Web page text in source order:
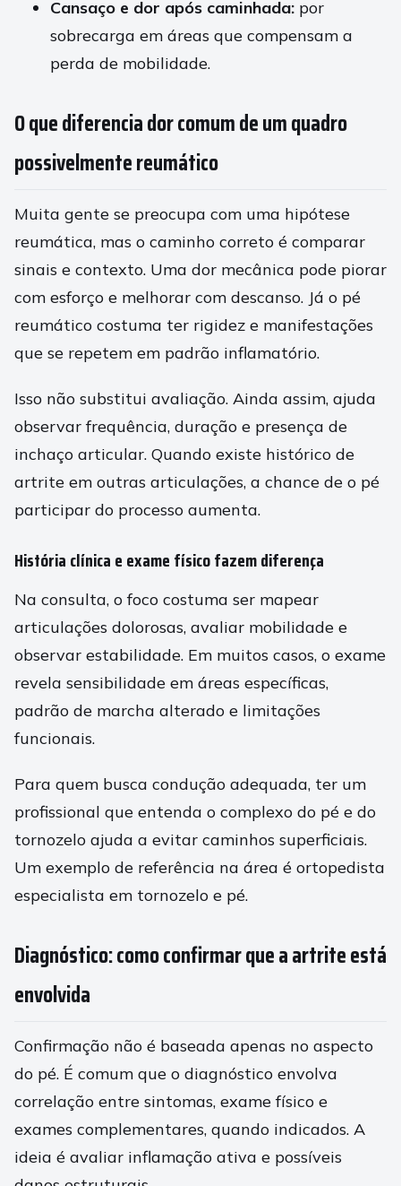
Cansaço e dor após caminhada: por
sobrecarga em áreas que compensam a
perda de mobilidade.
O que diferencia dor comum de um quadro
possivelmente reumático
Muita gente se preocupa com uma hipótese
reumática, mas o caminho correto é comparar
sinais e contexto. Uma dor mecânica pode piorar
com esforço e melhorar com descanso. Já o pé
reumático costuma ter rigidez e manifestações
que se repetem em padrão inflamatório.
Isso não substitui avaliação. Ainda assim, ajuda
observar frequência, duração e presença de
inchaço articular. Quando existe histórico de
artrite em outras articulações, a chance de o pé
participar do processo aumenta.
História clínica e exame físico fazem diferença
Na consulta, o foco costuma ser mapear
articulações dolorosas, avaliar mobilidade e
observar estabilidade. Em muitos casos, o exame
revela sensibilidade em áreas específicas,
padrão de marcha alterado e limitações
funcionais.
Para quem busca condução adequada, ter um
profissional que entenda o complexo do pé e do
tornozelo ajuda a evitar caminhos superficiais.
Um exemplo de referência na área é ortopedista
especialista em tornozelo e pé.
Diagnóstico: como confirmar que a artrite está
envolvida
Confirmação não é baseada apenas no aspecto
do pé. É comum que o diagnóstico envolva
correlação entre sintomas, exame físico e
exames complementares, quando indicados. A
ideia é avaliar inflamação ativa e possíveis